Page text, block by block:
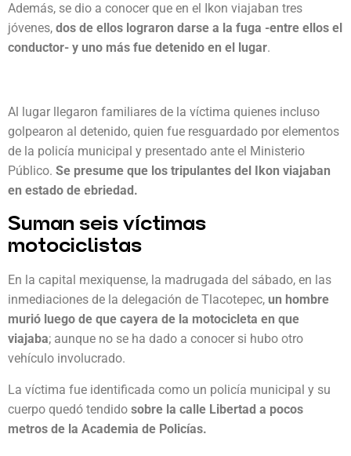
Además, se dio a conocer que en el Ikon viajaban tres
jóvenes, dos de ellos lograron darse a la fuga -entre ellos el
conductor- y uno más fue detenido en el lugar.
Al lugar llegaron familiares de la víctima quienes incluso
golpearon al detenido, quien fue resguardado por elementos
de la policía municipal y presentado ante el Ministerio
Público. Se presume que los tripulantes del Ikon viajaban
en estado de ebriedad.
Suman seis víctimas
motociclistas
En la capital mexiquense, la madrugada del sábado, en las
inmediaciones de la delegación de Tlacotepec, un hombre
murió luego de que cayera de la motocicleta en que
viajaba; aunque no se ha dado a conocer si hubo otro
vehículo involucrado.
La víctima fue identificada como un policía municipal y su
cuerpo quedó tendido sobre la calle Libertad a pocos
metros de la Academia de Policías.